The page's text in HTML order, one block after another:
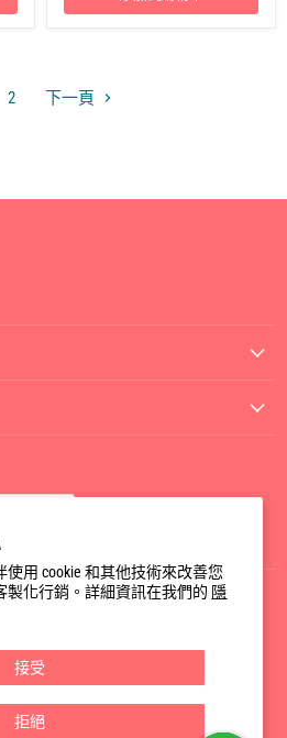
用 cookie 和其他技術來改善您
製化行銷。詳細資訊在我們的 隱
接受
拒絕
2 下一頁